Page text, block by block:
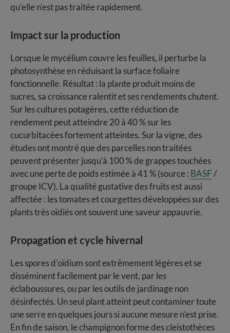
qu’elle n’est pas traitée rapidement.
Impact sur la production
Lorsque le mycélium couvre les feuilles, il perturbe la
photosynthèse en réduisant la surface foliaire
fonctionnelle. Résultat : la plante produit moins de
sucres, sa croissance ralentit et ses rendements chutent.
Sur les cultures potagères, cette réduction de
rendement peut atteindre 20 à 40 % sur les
cucurbitacées fortement atteintes. Sur la vigne, des
études ont montré que des parcelles non traitées
peuvent présenter jusqu’à 100 % de grappes touchées
avec une perte de poids estimée à 41 % (source : BASF/
groupe ICV). La qualité gustative des fruits est aussi
affectée : les tomates et courgettes développées sur des
plants très oïdiés ont souvent une saveur appauvrie.
Propagation et cycle hivernal
Les spores d’oïdium sont extrêmement légères et se
disséminent facilement par le vent, par les
éclaboussures, ou par les outils de jardinage non
désinfectés. Un seul plant atteint peut contaminer toute
une serre en quelques jours si aucune mesure n’est prise.
En fin de saison, le champignon forme des cleistothèces